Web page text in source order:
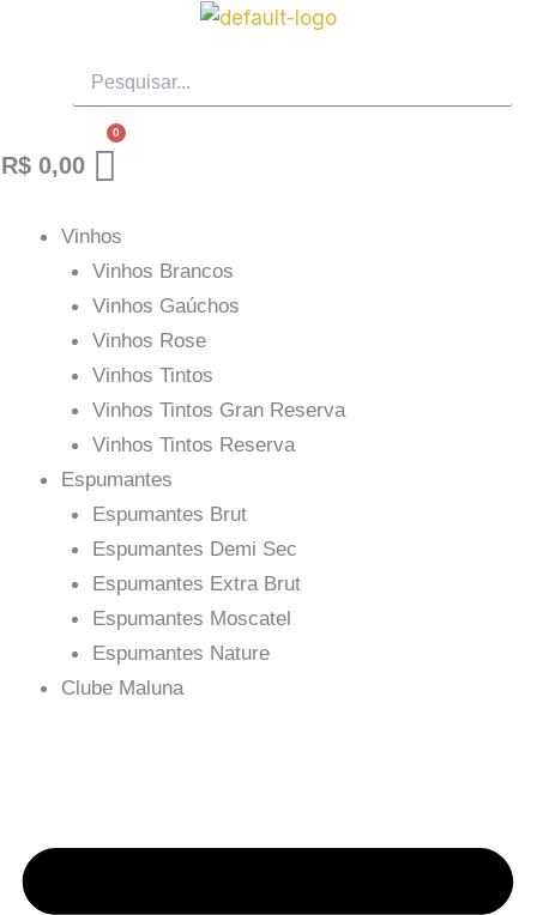
R$ 0,00
Vinhos
Vinhos Brancos
Vinhos Gaúchos
Vinhos Rose
Vinhos Tintos
Vinhos Tintos Gran Reserva
Vinhos Tintos Reserva
Espumantes
Espumantes Brut
Espumantes Demi Sec
Espumantes Extra Brut
Espumantes Moscatel
Espumantes Nature
Clube Maluna